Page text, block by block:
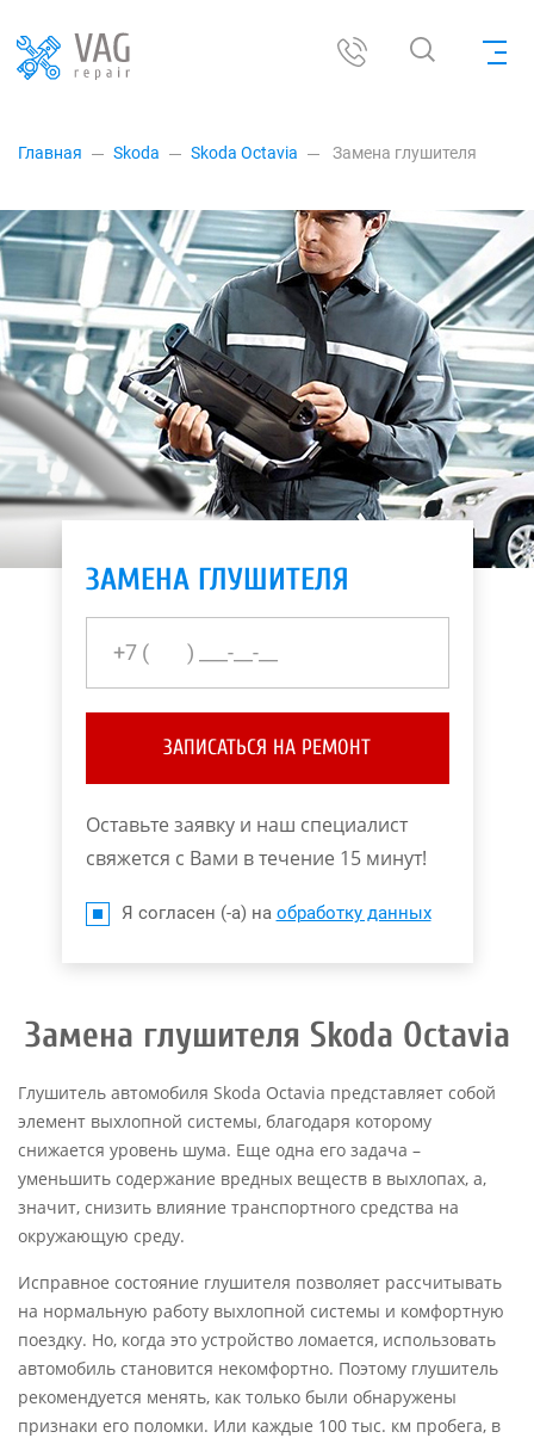
Главная Skoda Skoda Octavia Замена глушителя
ЗАМЕНА ГЛУШИТЕЛЯ
ЗАПИСАТЬСЯ НА РЕМОНТ
Оставьте заявку и наш специалист
свяжется с Вами в течение 15 минут!
Я согласен (-а) на обработку данных
Замена глушителя Skoda Octavia
Глушитель автомобиля Skoda Octavia представляет собой
элемент выхлопной системы, благодаря которому
снижается уровень шума. Еще одна его задача –
уменьшить содержание вредных веществ в выхлопах, а,
значит, снизить влияние транспортного средства на
окружающую среду.
Исправное состояние глушителя позволяет рассчитывать
на нормальную работу выхлопной системы и комфортную
поездку. Но, когда это устройство ломается, использовать
автомобиль становится некомфортно. Поэтому глушитель
рекомендуется менять, как только были обнаружены
признаки его поломки. Или каждые 100 тыс. км пробега, в